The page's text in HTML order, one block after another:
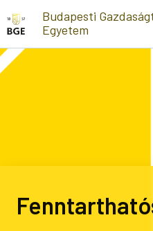
Ugrás a tartalomra
Budapesti
Egyetem